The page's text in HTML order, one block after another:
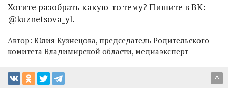
Хотите разобрать какую-то тему? Пишите в ВК:
@kuznetsova_yl.
Автор: Юлия Кузнецова, председатель Родительского
комитета Владимирской области, медиаэксперт
^